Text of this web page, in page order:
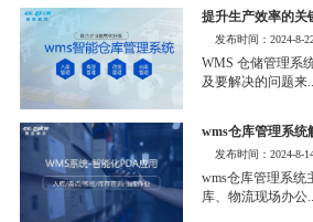
提升生产效率的关
发布时间：2024-8-
WMS 仓储管理系
及要解决的问题来
wms仓库管理系统
发布时间：2024-8-
wms仓库管理系统
库、物流现场办公...